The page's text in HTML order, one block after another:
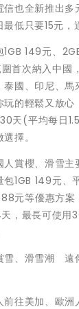
也全新推出
低只要15元，
1GB 149元、
首次納入中國
國、印尼、
的輕鬆又放
天(平均每日
擇。
人賞櫻、滑雪
1GB 149元、
元等優惠方案
，最長可使用
雪、滑雪潮 遠
往美加、歐